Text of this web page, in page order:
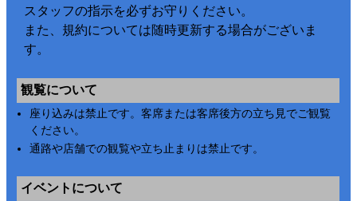
スタッフの指示を必ずお守りください。
また、規約については随時更新する場合がございま
す。
観覧について
座り込みは禁止です。客席または客席後方の立ち見でご観覧
ください。
通路や店舗での観覧や立ち止まりは禁止です。
イベントについて